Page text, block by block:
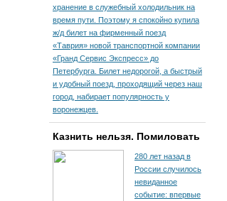
хранение в служебный холодильник на
время пути. По­этому я спокойно купила
ж/д билет на фирменный поезд
«Таврия» новой транспортной компании
«Гранд Сервис Экспресс» до
Петербурга. Билет недорогой, а быстрый
и удобный поезд, проходящий через наш
город, набирает популярность у
воронежцев.
Казнить нельзя. Помиловать
280 лет назад в
России случилось
невиданное
событие: впервые